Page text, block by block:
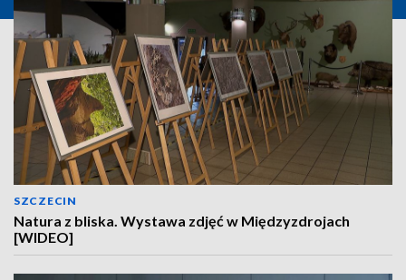
SZCZECIN
Natura z bliska. Wystawa zdjęć w Międzyzdrojach
[WIDEO]